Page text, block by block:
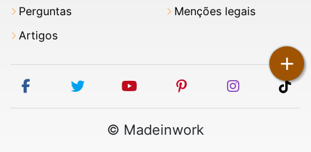
+
Perguntas
Artigos
Menções legais
facebooktwitter youtubepinterestinstagram
© Madeinwork